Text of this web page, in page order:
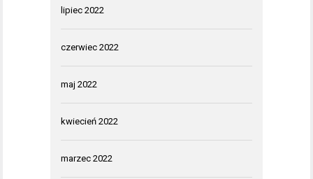
lipiec 2022
czerwiec 2022
maj 2022
kwiecień 2022
marzec 2022